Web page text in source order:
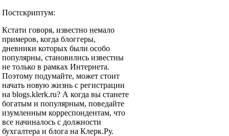
Постскриптум:
Кстати говоря, известно немало
примеров, когда блоггеры,
дневники которых были особо
популярны, становились известны
не только в рамках Интернета.
Поэтому подумайте, может стоит
начать новую жизнь с регистрации
на blogs.klerk.ru? А когда вы станете
богатым и популярным, поведайте
изумленным корреспондентам, что
все начиналось с должности
бухгалтера и блога на Клерк.Ру.